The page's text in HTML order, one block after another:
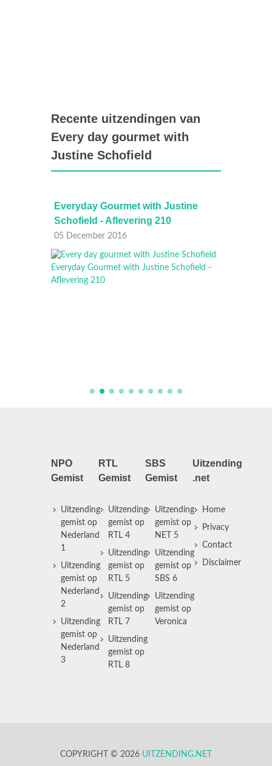
Recente uitzendingen van
Every day gourmet with
Justine Schofield
Everyday Gourmet with Justine
Schofield - Aflevering 210
05 December 2016
NPO
Gemist
Uitzending
gemist op
Nederland
1
Uitzending
gemist op
Nederland
2
Uitzending
gemist op
Nederland
3
RTL
Gemist
Uitzending
gemist op
RTL 4
Uitzending
gemist op
RTL 5
Uitzending
gemist op
RTL 7
Uitzending
gemist op
RTL 8
SBS
Gemist
Uitzending
gemist op
NET 5
Uitzending
gemist op
SBS 6
Uitzending
gemist op
Veronica
Uitzending
.net
Home
Privacy
Contact
Disclaimer
COPYRIGHT © 2026 UITZENDING.NET